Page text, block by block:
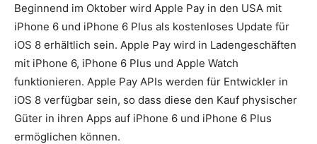
Beginnend im Oktober wird Apple Pay in den USA mit
iPhone 6 und iPhone 6 Plus als kostenloses Update für
iOS 8 erhältlich sein. Apple Pay wird in Ladengeschäften
mit iPhone 6, iPhone 6 Plus und Apple Watch
funktionieren. Apple Pay APIs werden für Entwickler in
iOS 8 verfügbar sein, so dass diese den Kauf physischer
Güter in ihren Apps auf iPhone 6 und iPhone 6 Plus
ermöglichen können.